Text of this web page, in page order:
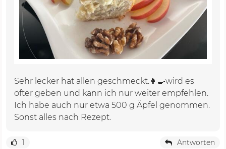
Sehr lecker hat allen geschmeckt.👩‍🍳wird es
öfter geben und kann ich nur weiter empfehlen.
Ich habe auch nur etwa 500 g Äpfel genommen.
Sonst alles nach Rezept.
1 Antworten